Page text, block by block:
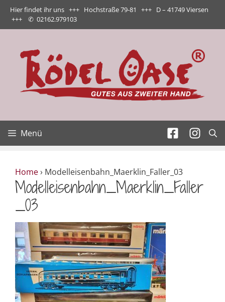
Zum
Inhalt
springen
Hier findet ihr uns +++ Hochstraße 79-81 +++ D – 41749 Viersen
+++ ✆ 02162.979103
Menü
Home› Modelleisenbahn_Maerklin_Faller_03
Modelleisenbahn_Maerklin_Faller
_03